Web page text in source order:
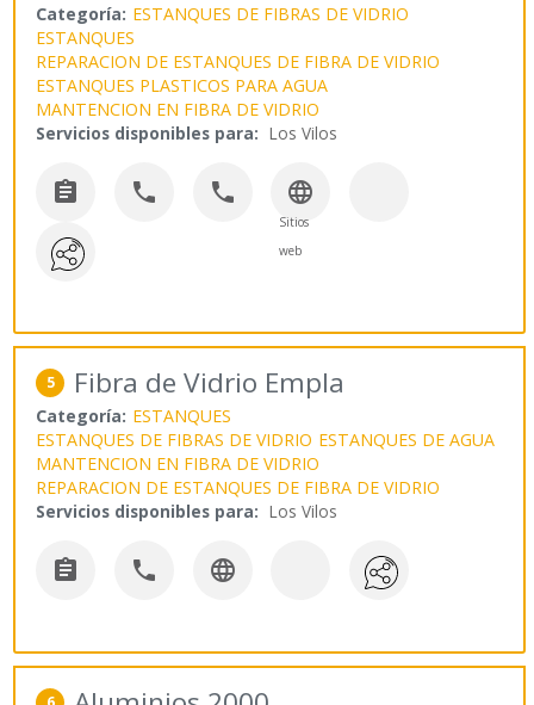
Categoría: ESTANQUES DE FIBRAS DE VIDRIO
ESTANQUES
REPARACION DE ESTANQUES DE FIBRA DE VIDRIO
ESTANQUES PLASTICOS PARA AGUA
MANTENCION EN FIBRA DE VIDRIO
Servicios disponibles para: Los Vilos
   
Sitios
web
5 Fibra de Vidrio Empla
Categoría: ESTANQUES
ESTANQUES DE FIBRAS DE VIDRIO ESTANQUES DE AGUA
MANTENCION EN FIBRA DE VIDRIO
REPARACION DE ESTANQUES DE FIBRA DE VIDRIO
Servicios disponibles para: Los Vilos
  